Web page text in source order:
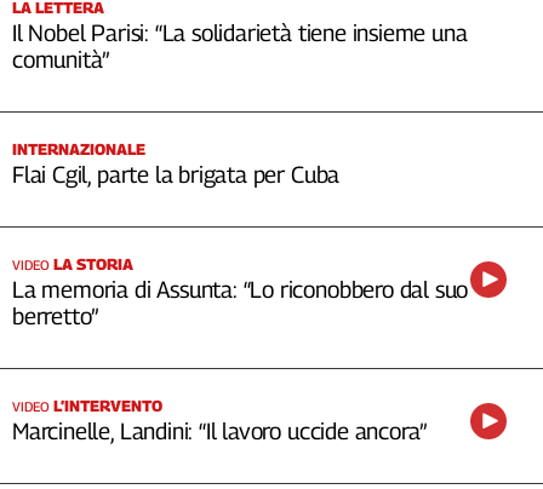
LA LETTERA
Il Nobel Parisi: “La solidarietà tiene insieme una
comunità”
INTERNAZIONALE
Flai Cgil, parte la brigata per Cuba
VIDEO LA STORIA
La memoria di Assunta: “Lo riconobbero dal suo
berretto”
VIDEO L’INTERVENTO
Marcinelle, Landini: “Il lavoro uccide ancora”